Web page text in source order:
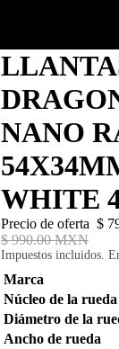
NANO
WHITE
Precio de oferta $
$ 990.00 MXN
Impuestos incluidos.
Marca
Núcleo de la rueda
Diámetro de la
Ancho de rueda